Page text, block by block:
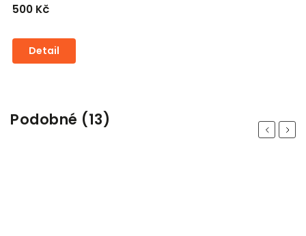
500 Kč
Detail
Podobné (13) Previous
Next